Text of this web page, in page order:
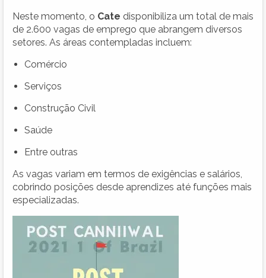
Neste momento, o Cate disponibiliza um total de mais
de 2.600 vagas de emprego que abrangem diversos
setores. As áreas contempladas incluem:
Comércio
Serviços
Construção Civil
Saúde
Entre outras
As vagas variam em termos de exigências e salários,
cobrindo posições desde aprendizes até funções mais
especializadas.